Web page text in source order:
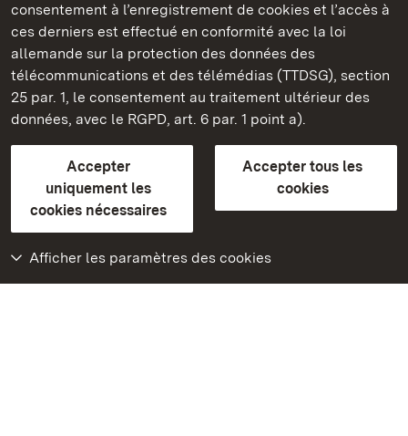
consentement à l’enregistrement de cookies et l’accès à
ces derniers est effectué en conformité avec la loi
allemande sur la protection des données des
télécommunications et des télémédias (TTDSG), section
25 par. 1, le consentement au traitement ultérieur des
données, avec le RGPD, art. 6 par. 1 point a).
Accepter
uniquement les
cookies nécessaires
Accepter tous les
cookies
Afficher les paramètres des cookies
Châteaux et jardins publics du Bade-Wurtemberg
Contact et InformationsFAQ et réponsesMentions légales
Protection des données
Explications sur l’accessibilité
BITV-konform (geprüfte Seiten)
plus loin
Accueil
Monuments
Rendez-nous visite